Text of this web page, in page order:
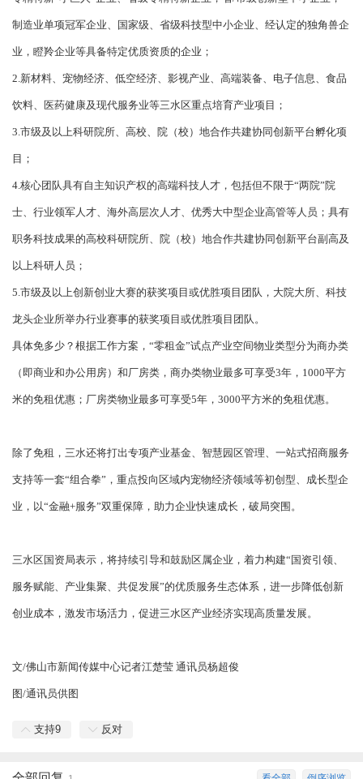
制造业单项冠军企业、国家级、省级科技型中小企业、经认定的独角兽企
业，瞪羚企业等具备特定优质资质的企业；
2.新材料、宠物经济、低空经济、影视产业、高端装备、电子信息、食品
饮料、医药健康及现代服务业等三水区重点培育产业项目；
3.市级及以上科研院所、高校、院（校）地合作共建协同创新平台孵化项
目；
4.核心团队具有自主知识产权的高端科技人才，包括但不限于“两院”院
士、行业领军人才、海外高层次人才、优秀大中型企业高管等人员；具有
职务科技成果的高校科研院所、院（校）地合作共建协同创新平台副高及
以上科研人员；
5.市级及以上创新创业大赛的获奖项目或优胜项目团队，大院大所、科技
龙头企业所举办行业赛事的获奖项目或优胜项目团队。
具体免多少？根据工作方案，“零租金”试点产业空间物业类型分为商办类
（即商业和办公用房）和厂房类，商办类物业最多可享受3年，1000平方
米的免租优惠；厂房类物业最多可享受5年，3000平方米的免租优惠。
除了免租，三水还将打出专项产业基金、智慧园区管理、一站式招商服务
支持等一套“组合拳”，重点投向区域内宠物经济领域等初创型、成长型企
业，以“金融+服务”双重保障，助力企业快速成长，破局突围。
三水区国资局表示，将持续引导和鼓励区属企业，着力构建“国资引领、
服务赋能、产业集聚、共促发展”的优质服务生态体系，进一步降低创新
创业成本，激发市场活力，促进三水区产业经济实现高质量发展。
文/佛山市新闻传媒中心记者江楚莹 通讯员杨超俊
图/通讯员供图
支持9 反对